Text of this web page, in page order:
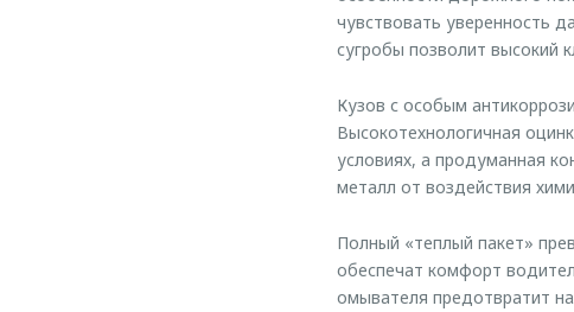
чувствовать уверенность
сугробы позволит высокий
Кузов с особым
Высокотехнологичная
условиях, а продуманная
металл от воздействия
Полный «теплый пакет»
обеспечат комфорт
омывателя предотвратит